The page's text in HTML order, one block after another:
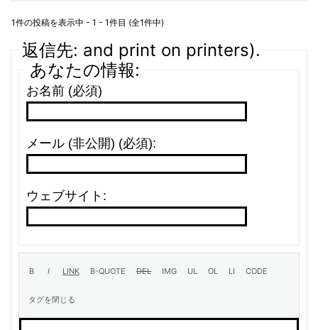
1件の投稿を表示中 - 1 - 1件目 (全1件中)
返信先: and print on printers).
あなたの情報:
お名前 (必須)
メール (非公開) (必須):
ウェブサイト: